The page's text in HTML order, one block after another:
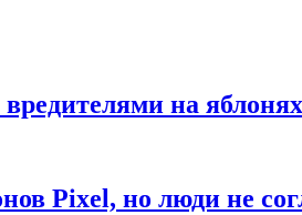
на яблонях
Pixel, но люди не